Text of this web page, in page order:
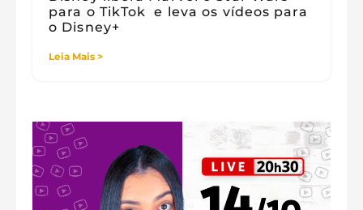
para o TikTok e leva os vídeos para
o Disney+
Leia Mais >